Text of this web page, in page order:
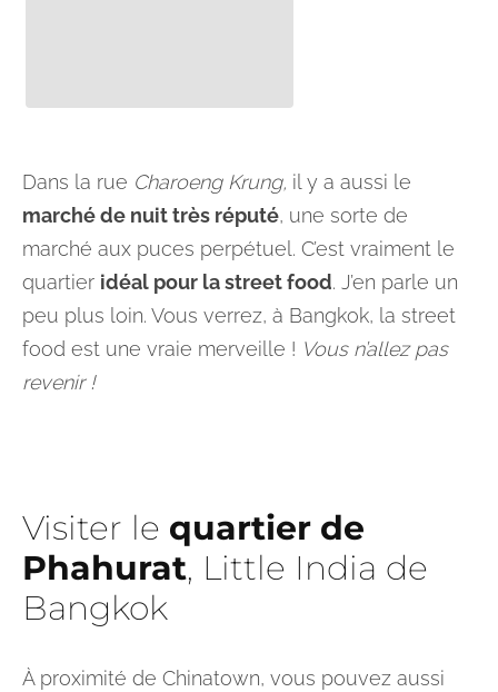
Dans la rue Charoeng Krung, il y a aussi le
marché de nuit très réputé, une sorte de
marché aux puces perpétuel. C’est vraiment le
quartier idéal pour la street food. J’en parle un
peu plus loin. Vous verrez, à Bangkok, la street
food est une vraie merveille ! Vous n’allez pas
revenir !
Visiter le quartier de
Phahurat, Little India de
Bangkok
À proximité de Chinatown, vous pouvez aussi